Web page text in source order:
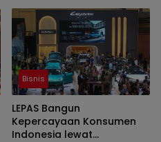
Bisnis
LEPAS Bangun
Kepercayaan Konsumen
Indonesia lewat